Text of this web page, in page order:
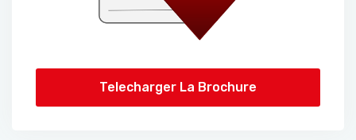
Telecharger La Brochure